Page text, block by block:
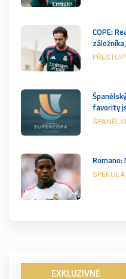
COPE:
favority
Romano:
EXKLUZIVNĚ